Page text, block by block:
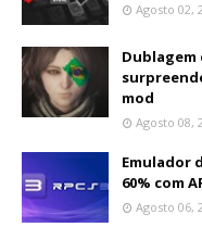
Agosto 02,
Dublagem
mod
Agosto 08,
Emulador
60% com
Agosto 06,